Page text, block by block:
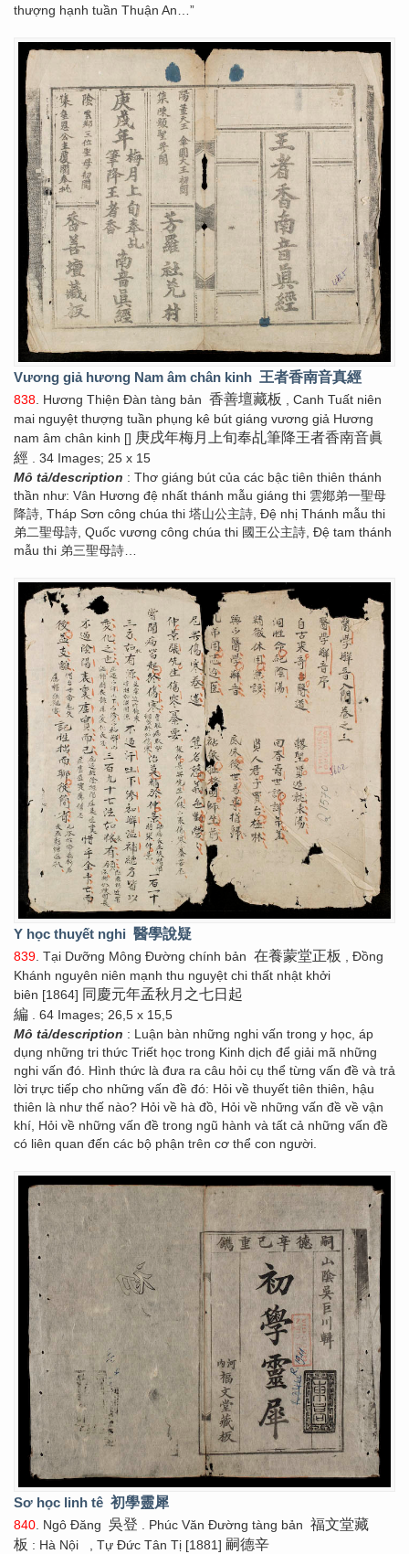
thượng hạnh tuần Thuận An…”
Vương giả hương Nam âm chân kinh 王者香南音真經
838 . Hương Thiện Đàn tàng bản 香善壇藏板
, Canh Tuất niên
mai nguyệt thượng tuần phụng kê bút giáng vương giả Hương
nam âm chân kinh [] 庚戌年梅月上旬奉乩筆降王者香南音眞
經 . 34 Images; 25 x 15
Mô tả/description : Thơ giáng bút của các bậc tiên thiên thánh
thần như: Vân Hương đệ nhất thánh mẫu giáng thi 雲鄕弟一聖母
降詩, Tháp Sơn công chúa thi 塔山公主詩, Đệ nhị Thánh mẫu thi
弟二聖母詩, Quốc vương công chúa thi 國王公主詩, Đệ tam thánh
mẫu thi 弟三聖母詩…
Y học thuyết nghi 醫學說疑
839. Tại Dưỡng Mông Đường chính bản 在養蒙堂正板 , Đồng
Khánh nguyên niên mạnh thu nguyệt chi thất nhật khởi
biên [1864] 同慶元年孟秋月之七日起
編 . 64 Images; 26,5 x 15,5
Mô tả/description : Luận bàn những nghi vấn trong y học, áp
dụng những tri thức Triết học trong Kinh dịch để giải mã những
nghi vấn đó. Hình thức là đưa ra câu hỏi cụ thể từng vấn đề và trả
lời trực tiếp cho những vấn đề đó: Hỏi về thuyết tiên thiên, hậu
thiên là như thế nào? Hỏi về hà đồ, Hỏi về những vấn đề về vận
khí, Hỏi về những vấn đề trong ngũ hành và tất cả những vấn đề
có liên quan đến các bộ phận trên cơ thể con người.
Sơ học linh tê 初學靈犀
840. Ngô Đăng 吳登 . Phúc Văn Đường tàng bản 福文堂藏
板 : Hà Nội , Tự Đức Tân Tị [1881] 嗣德辛